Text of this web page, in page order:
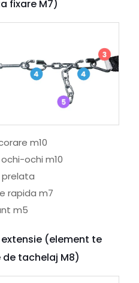
fixare M7)
m10
ochi m10
prelata
rapida m7
m5
extensie (element te
tachelaj M8)